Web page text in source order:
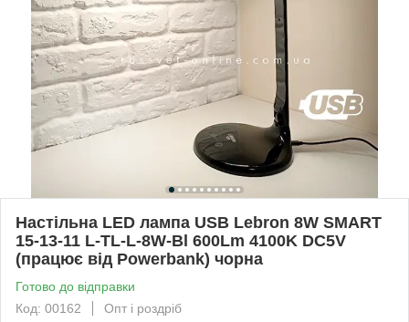
Настільна LED лампа USB Lebron 8W SMART
15-13-11 L-TL-L-8W-Bl 600Lm 4100K DC5V
(працює від Powerbank) чорна
Готово до відправки
Код: 00162
Опт і роздріб